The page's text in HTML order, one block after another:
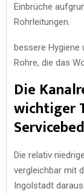
Einbrüche
Rohrleitungen.
bessere Hygiene
Rohre, die das
Die
wichtiger
Die relativ
vergleichbar mit
Ingolstadt